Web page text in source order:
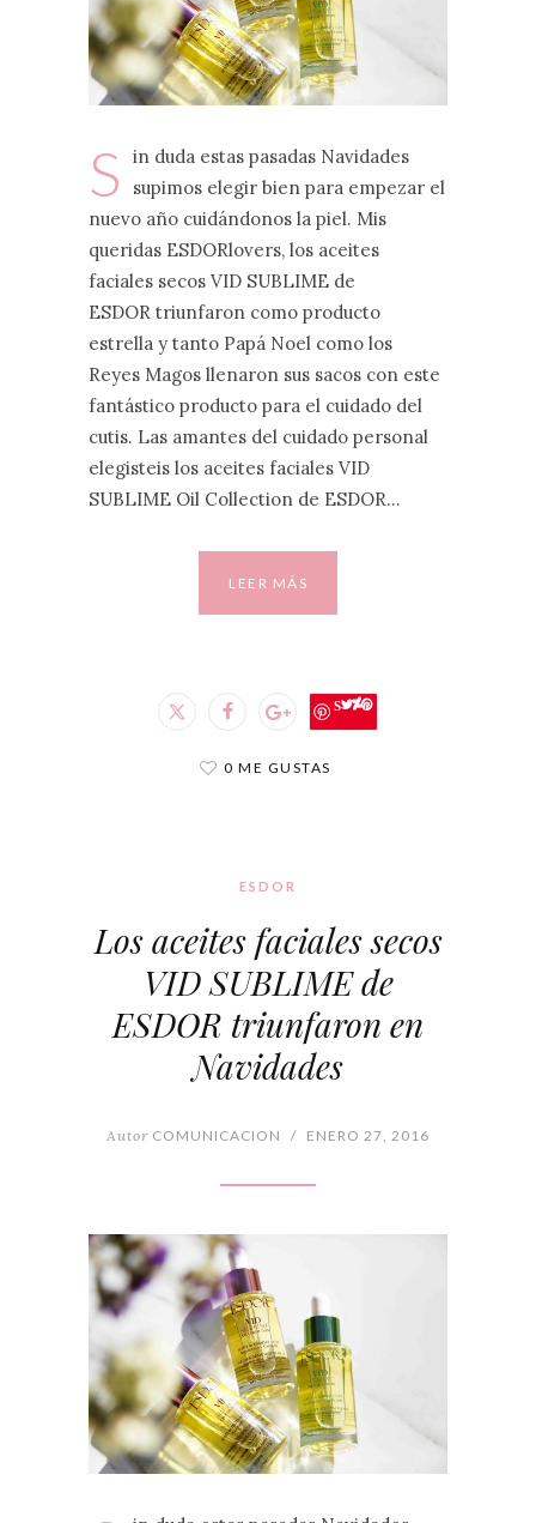
S
in duda estas pasadas Navidades
supimos elegir bien para empezar el
nuevo año cuidándonos la piel. Mis
queridas ESDORlovers, los aceites
faciales secos VID SUBLIME de
ESDOR triunfaron como producto
estrella y tanto Papá Noel como los
Reyes Magos llenaron sus sacos con este
fantástico producto para el cuidado del
cutis. Las amantes del cuidado personal
elegisteis los aceites faciales VID
SUBLIME Oil Collection de ESDOR…
LEER MÁS
Save
0 ME GUSTAS
ESDOR
Los aceites faciales secos
VID SUBLIME de
ESDOR triunfaron en
Navidades
Autor COMUNICACION / ENERO 27, 2016